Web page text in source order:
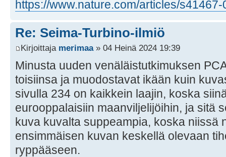
https://www.nature.com/articles/
Re: Seima-Turbino-ilmiö
Kirjoittaja merimaa» 04 Heinä 2024 19:39
Minusta uuden venäläistutkimuksen
toisiinsa ja muodostavat ikään kuin
sivulla 234 on kaikkein laajin, koska
eurooppalaisiin maanviljelijöihin, ja sitä
kuva kuvalta suppeampia, koska niissä
ensimmäisen kuvan keskellä olevaan
ryppääseen.